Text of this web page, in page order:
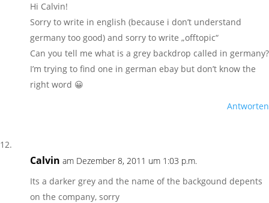
Hi Calvin!
Sorry to write in english (because i don’t understand
germany too good) and sorry to write „offtopic“
Can you tell me what is a grey backdrop called in germany?
I’m trying to find one in german ebay but don’t know the
right word 😀
Antworten
Calvin am Dezember 8, 2011 um 1:03 p.m.
Its a darker grey and the name of the backgound depents
on the company, sorry